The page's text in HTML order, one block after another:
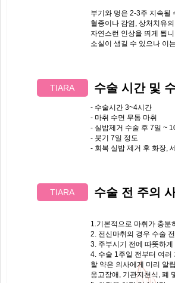
부기와 멍은 2-3주 지속될
혈종이나 감염, 상처치유
자연스런 인상을 띄게 됩
소실이 생길 수 있으나 이
TIARA 수술 시간 및
- 수술시간 3~4시간
- 마취 수면 무통 마취
- 실밥제거 수술 후 7일 ~
- 붓기 7일 정도
- 회복 실밥 제거 후 화장,
TIARA 수술 전 주의
1.기본적으로 마취가 충분
2. 전신마취의 경우 수술
3. 주부시기 전에 따뜻하
4. 수술 1주일 전부터 여러
할 약은 의사에게 미리 알
응고장애, 기관지천식, 폐